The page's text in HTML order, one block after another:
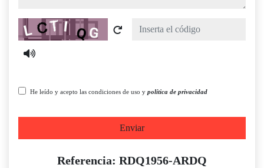
Captcha
He leído y acepto las condiciones de uso y política de privacidad
Enviar
Referencia: RDQ1956-ARDQ